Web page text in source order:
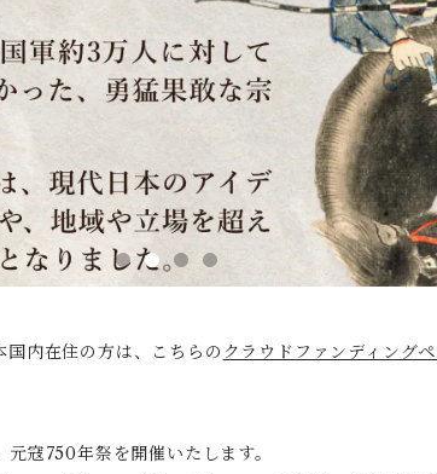
内在住の方は、こちらの クラウドファンディング
寇750年祭を開催いたします。